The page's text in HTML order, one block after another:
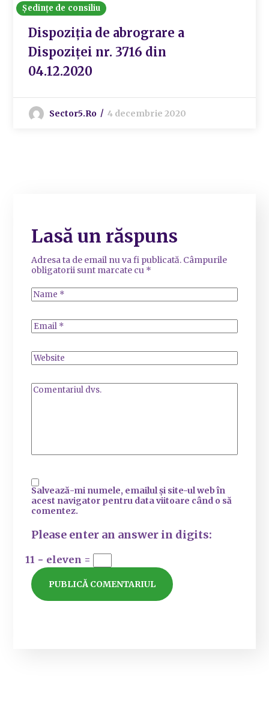
Ședințe de consiliu
Dispoziția de abrograre a
Dispoziței nr. 3716 din
04.12.2020
Sector5.ro 4 decembrie 2020
Lasă un răspuns
Adresa ta de email nu va fi publicată. Câmpurile
obligatorii sunt marcate cu *
Salvează-mi numele, emailul și site-ul web în
acest navigator pentru data viitoare când o să
comentez.
Please enter an answer in digits:
11 − eleven =